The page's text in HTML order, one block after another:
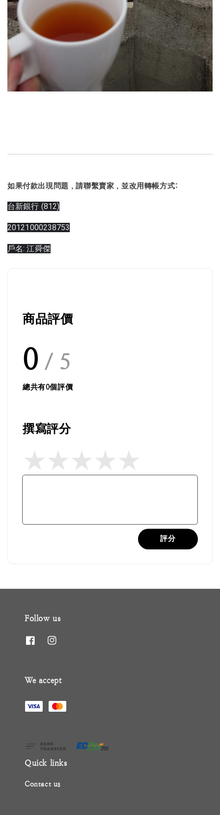
如果付款出現問題，請聯繫賣家，並改用轉帳方式:
台新銀行 (812)
20121000238753
戶名: 江舜傑
商品評價
0 / 5
總共有0個評價
撰寫評分
評分
Follow us
We accept
Quick links
Contact us